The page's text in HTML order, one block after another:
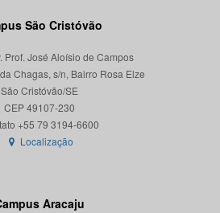
São Cristóvão
Prof. José Aloísio de Campos
Chagas, s/n, Bairro Rosa Elze
São Cristóvão/SE
CEP 49107-230
Localização
Aracaju